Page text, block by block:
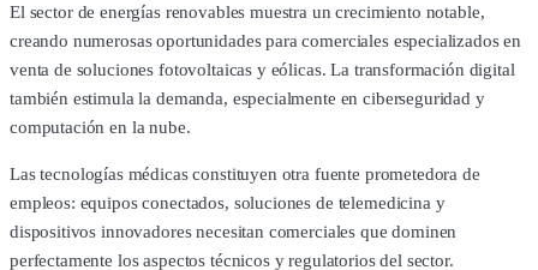
El sector de energías renovables muestra un crecimiento notable,
creando numerosas oportunidades para comerciales especializados en
venta de soluciones fotovoltaicas y eólicas. La transformación digital
también estimula la demanda, especialmente en ciberseguridad y
computación en la nube.
Las tecnologías médicas constituyen otra fuente prometedora de
empleos: equipos conectados, soluciones de telemedicina y
dispositivos innovadores necesitan comerciales que dominen
perfectamente los aspectos técnicos y regulatorios del sector.